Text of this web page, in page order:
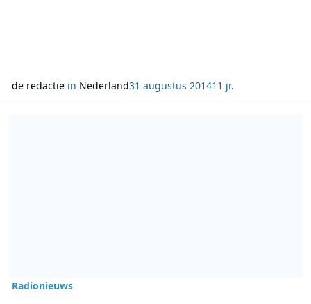
de redactiein Nederland31 augustus 201411 jr.
Radionieuws